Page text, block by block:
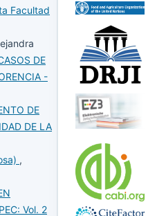
Facultad
DE
-
DE
DE LA
,
Vol. 2